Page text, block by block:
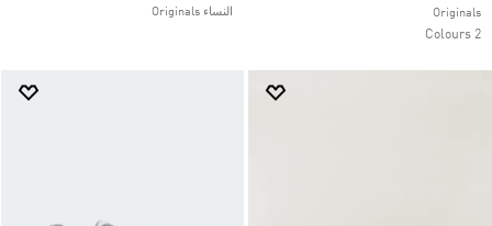
Originals
2 Colours
النساء Originals